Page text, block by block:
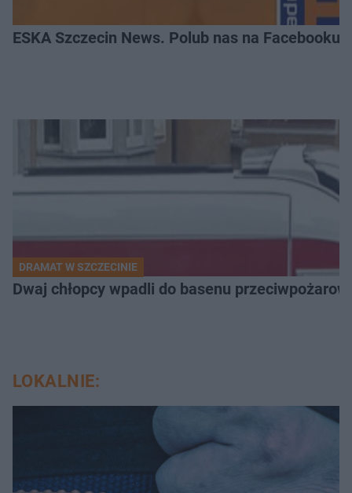
ESKA Szczecin News. Polub nas na Facebooku!
DRAMAT W SZCZECINIE
Dwaj chłopcy wpadli do basenu
LOKALNIE: